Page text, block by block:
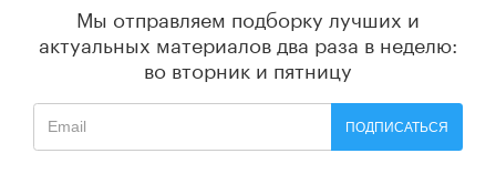
Мы отправляем подборку лучших и
актуальных материалов два раза в неделю:
во вторник и пятницу
ПОДПИСАТЬСЯ